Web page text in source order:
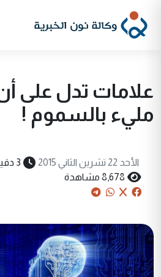
علامات تدل على
مليء بالسموم !
الأحد 22 تشرين الثاني 2015 3 دقيقة قراءة
8,678 مشاهدة